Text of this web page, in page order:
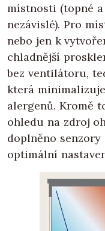
místnosti (topné
nezávislé). Pro
nebo jen k
chladnější
bez ventilátoru,
která
alergenů. Kromě
ohledu na zdroj
doplněno
optimální